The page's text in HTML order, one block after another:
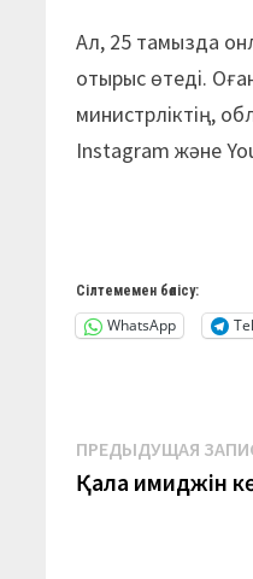
Ал, 25 тамызда
отырыс өтеді.
министрліктің,
Instagram және
Сілтемемен бөлісу:
WhatsApp
Навигация
по
ПРЕДЫДУЩАЯ
Қала имиджін